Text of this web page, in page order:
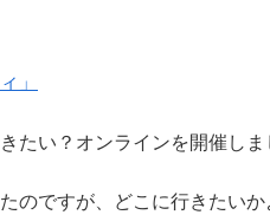
」
たい？オンラインを開催しま
のですが、どこに行きたい